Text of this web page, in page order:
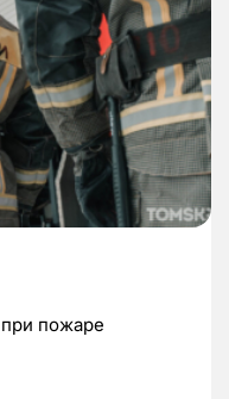
пожаре